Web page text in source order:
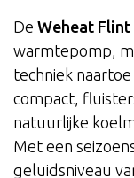
De Weheat Flint
warmtepomp,
techniek
compact,
natuurlijke
Met een
geluidsniveau